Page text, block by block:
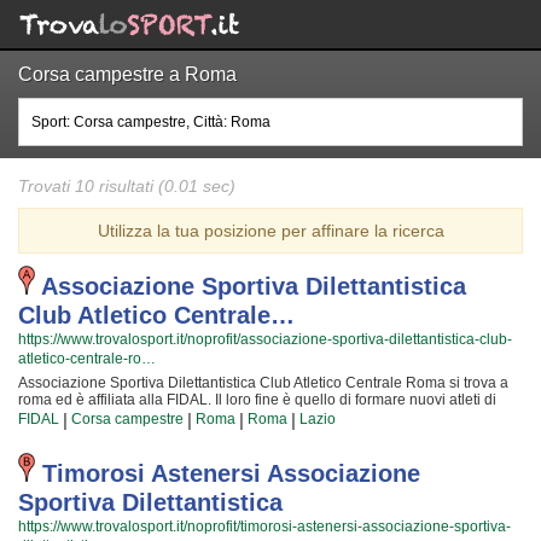
Corsa campestre a Roma
Trovati 10 risultati (0.01 sec)
Utilizza la tua posizione per affinare la ricerca
Associazione Sportiva Dilettantistica
Club Atletico Centrale…
https://www.trovalosport.it/noprofit/associazione-sportiva-dilettantistica-club-
atletico-centrale-ro…
Associazione Sportiva Dilettantistica Club Atletico Centrale Roma si trova a
roma ed è affiliata alla FIDAL. Il loro fine è quello di formare nuovi atleti di
corsa campestre e metterli alla prova attraverso le gare cui partecipiamo o
che organizzano insieme alla FIDAL! Il tutto all'insegna della massima
sicurezza e... del divertimento! Certo, non tutti possono avere la certezza di
diventare dei campioni ma è certezza che ognuno possa avere questa
ambizione e coltivare i propri sogni! Gli istruttori sono i migliori della
Provincia ed hanno alle loro spalle anni ed anni di esperienza nel settore;
per loro non c'è cosa più bella del crescere nuove generazioni di atleti e
mettere a disposizione la propria passione, abilità... e i tanti trucchetti
FIDAL | Corsa campestre | Roma | Roma | Lazio
Timorosi Astenersi Associazione
Sportiva Dilettantistica
https://www.trovalosport.it/noprofit/timorosi-astenersi-associazione-sportiva-